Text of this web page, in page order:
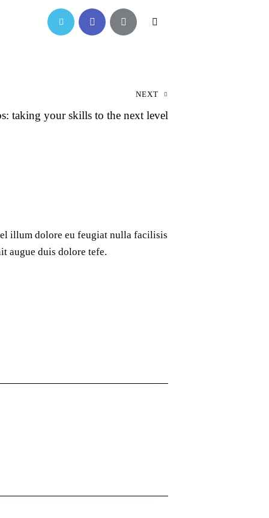
NEXT
taking your skills to the next level
illum dolore eu feugiat nulla facilisis
augue duis dolore tefe.